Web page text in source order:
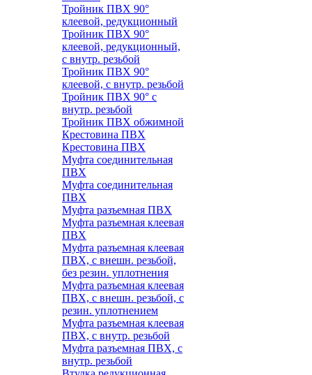
Тройник ПВХ 90°
клеевой, редукционный
Тройник ПВХ 90°
клеевой, редукционный,
с внутр. резьбой
Тройник ПВХ 90°
клеевой, с внутр. резьбой
Тройник ПВХ 90° с
внутр. резьбой
Тройник ПВХ обжимной
Крестовина ПВХ
Крестовина ПВХ
Муфта соединительная
ПВХ
Муфта соединительная
ПВХ
Муфта разъемная ПВХ
Муфта разъемная клеевая
ПВХ
Муфта разъемная клеевая
ПВХ, с внешн. резьбой,
без резин. уплотнения
Муфта разъемная клеевая
ПВХ, с внешн. резьбой, с
резин. уплотнением
Муфта разъемная клеевая
ПВХ, с внутр. резьбой
Муфта разъемная ПВХ, с
внутр. резьбой